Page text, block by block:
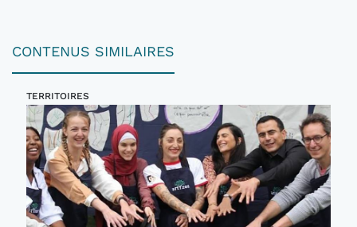
CONTENUS SIMILAIRES
TERRITOIRES